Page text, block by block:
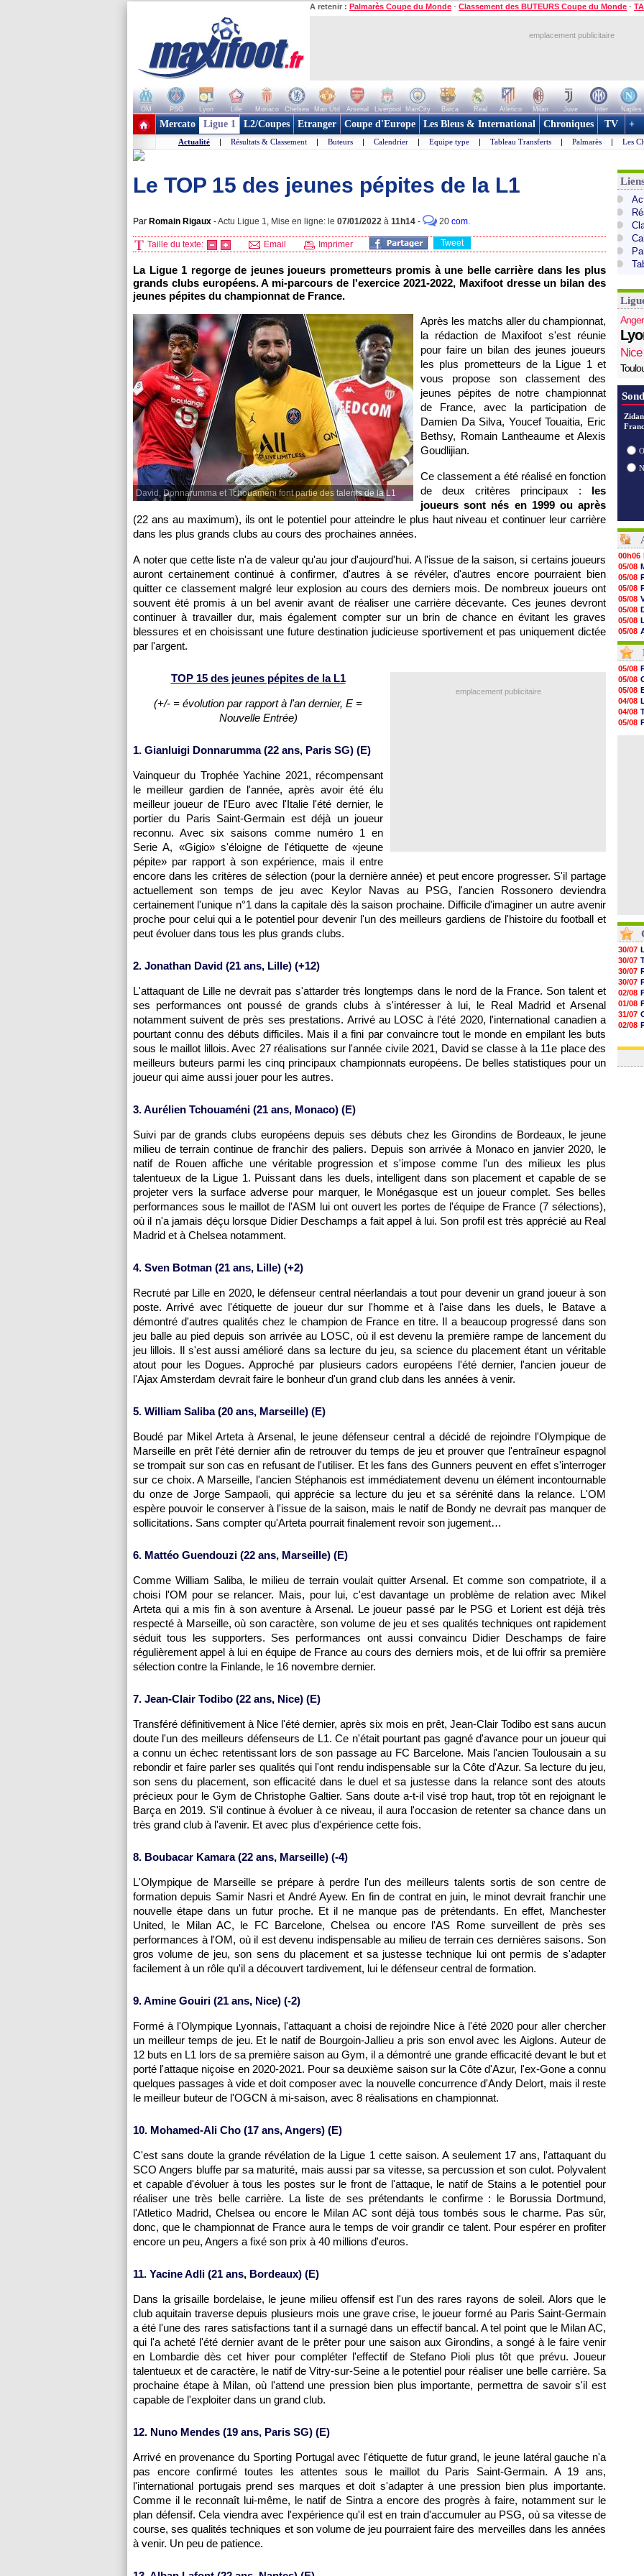
A retenir : Palmarès Coupe du Monde - Classement des BUTEURS Coupe du Monde -
emplacement publicitaire
OM PSG Lyon Lille Monaco Chelsea Man Utd Arsenal Liverpool ManCity Barca Real Atletico Milan Juve Inter Naples
+ de clubs
Mercato Ligue 1 L2/Coupes Etranger Coupe d'Europe Les Bleus & International Chroniques TV +
Actualité | Résultats & Classement | Buteurs | Calendrier | Equipe type | Tableau Transferts | Palmarès | Les
Le TOP 15 des jeunes pépites de la L1
Par Romain Rigaux -Actu Ligue 1, Mise en ligne: le 07/01/2022 à 11h14 - 20 com.
Taille du texte: Email Imprimer Tweet
La Ligue 1 regorge de jeunes joueurs prometteurs promis à une belle carrière dans les plus
grands clubs européens. A mi-parcours de l'exercice 2021-2022, Maxifoot dresse un bilan des
jeunes pépites du championnat de France.
David, Donnarumma et Tchouaméni font partie des talents de la L1
Après les matchs aller du championnat,
la rédaction de Maxifoot s'est réunie
pour faire un bilan des jeunes joueurs
les plus prometteurs de la Ligue 1 et
vous propose son classement des
jeunes pépites de notre championnat
de France, avec la participation de
Damien Da Silva, Youcef Touaitia, Eric
Bethsy, Romain Lantheaume et Alexis
Goudlijian.
Ce classement a été réalisé en fonction
de deux critères principaux : les
joueurs sont nés en 1999 ou après
(22 ans au maximum), ils ont le potentiel pour atteindre le plus haut niveau et continuer leur carrière
dans les plus grands clubs au cours des prochaines années.
A noter que cette liste n'a de valeur qu'au jour d'aujourd'hui. A l'issue de la saison, si certains joueurs
auront certainement continué à confirmer, d'autres à se révéler, d'autres encore pourraient bien
quitter ce classement malgré leur explosion au cours des derniers mois. De nombreux joueurs ont
souvent été promis à un bel avenir avant de réaliser une carrière décevante. Ces jeunes devront
continuer à travailler dur, mais également compter sur un brin de chance en évitant les graves
blessures et en choisissant une future destination judicieuse sportivement et pas uniquement dictée
par l'argent.
emplacement publicitaire
TOP 15 des jeunes pépites de la L1
(+/- = évolution par rapport à l'an dernier, E =
Nouvelle Entrée)
1. Gianluigi Donnarumma (22 ans, Paris SG) (E)
Vainqueur du Trophée Yachine 2021, récompensant
le meilleur gardien de l'année, après avoir été élu
meilleur joueur de l'Euro avec l'Italie l'été dernier, le
portier du Paris Saint-Germain est déjà un joueur
reconnu. Avec six saisons comme numéro 1 en
Serie A, «Gigio» s'éloigne de l'étiquette de «jeune
pépite» par rapport à son expérience, mais il entre
encore dans les critères de sélection (pour la dernière année) et peut encore progresser. S'il partage
actuellement son temps de jeu avec Keylor Navas au PSG, l'ancien Rossonero deviendra
certainement l'unique n°1 dans la capitale dès la saison prochaine. Difficile d'imaginer un autre avenir
proche pour celui qui a le potentiel pour devenir l'un des meilleurs gardiens de l'histoire du football et
peut évoluer dans tous les plus grands clubs.
2. Jonathan David (21 ans, Lille) (+12)
L'attaquant de Lille ne devrait pas s'attarder très longtemps dans le nord de la France. Son talent et
ses performances ont poussé de grands clubs à s'intéresser à lui, le Real Madrid et Arsenal
notamment suivent de près ses prestations. Arrivé au LOSC à l'été 2020, l'international canadien a
pourtant connu des débuts difficiles. Mais il a fini par convaincre tout le monde en empilant les buts
sous le maillot lillois. Avec 27 réalisations sur l'année civile 2021, David se classe à la 11e place des
meilleurs buteurs parmi les cinq principaux championnats européens. De belles statistiques pour un
joueur qui aime aussi jouer pour les autres.
3. Aurélien Tchouaméni (21 ans, Monaco) (E)
Suivi par de grands clubs européens depuis ses débuts chez les Girondins de Bordeaux, le jeune
milieu de terrain continue de franchir des paliers. Depuis son arrivée à Monaco en janvier 2020, le
natif de Rouen affiche une véritable progression et s'impose comme l'un des milieux les plus
talentueux de la Ligue 1. Puissant dans les duels, intelligent dans son placement et capable de se
projeter vers la surface adverse pour marquer, le Monégasque est un joueur complet. Ses belles
performances sous le maillot de l'ASM lui ont ouvert les portes de l'équipe de France (7 sélections),
où il n'a jamais déçu lorsque Didier Deschamps a fait appel à lui. Son profil est très apprécié au Real
Madrid et à Chelsea notamment.
4. Sven Botman (21 ans, Lille) (+2)
Recruté par Lille en 2020, le défenseur central néerlandais a tout pour devenir un grand joueur à son
poste. Arrivé avec l'étiquette de joueur dur sur l'homme et à l'aise dans les duels, le Batave a
démontré d'autres qualités chez le champion de France en titre. Il a beaucoup progressé dans son
jeu balle au pied depuis son arrivée au LOSC, où il est devenu la première rampe de lancement du
jeu lillois. Il s'est aussi amélioré dans sa lecture du jeu, sa science du placement étant un véritable
atout pour les Dogues. Approché par plusieurs cadors européens l'été dernier, l'ancien joueur de
l'Ajax Amsterdam devrait faire le bonheur d'un grand club dans les années à venir.
5. William Saliba (20 ans, Marseille) (E)
Boudé par Mikel Arteta à Arsenal, le jeune défenseur central a décidé de rejoindre l'Olympique de
Marseille en prêt l'été dernier afin de retrouver du temps de jeu et prouver que l'entraîneur espagnol
se trompait sur son cas en refusant de l'utiliser. Et les fans des Gunners peuvent en effet s'interroger
sur ce choix. A Marseille, l'ancien Stéphanois est immédiatement devenu un élément incontournable
du onze de Jorge Sampaoli, qui apprécie sa lecture du jeu et sa sérénité dans la relance. L'OM
espère pouvoir le conserver à l'issue de la saison, mais le natif de Bondy ne devrait pas manquer de
sollicitations. Sans compter qu'Arteta pourrait finalement revoir son jugement…
6. Mattéo Guendouzi (22 ans, Marseille) (E)
Comme William Saliba, le milieu de terrain voulait quitter Arsenal. Et comme son compatriote, il a
choisi l'OM pour se relancer. Mais, pour lui, c'est davantage un problème de relation avec Mikel
Arteta qui a mis fin à son aventure à Arsenal. Le joueur passé par le PSG et Lorient est déjà très
respecté à Marseille, où son caractère, son volume de jeu et ses qualités techniques ont rapidement
séduit tous les supporters. Ses performances ont aussi convaincu Didier Deschamps de faire
régulièrement appel à lui en équipe de France au cours des derniers mois, et de lui offrir sa première
sélection contre la Finlande, le 16 novembre dernier.
7. Jean-Clair Todibo (22 ans, Nice) (E)
Transféré définitivement à Nice l'été dernier, après six mois en prêt, Jean-Clair Todibo est sans aucun
doute l'un des meilleurs défenseurs de L1. Ce n'était pourtant pas gagné d'avance pour un joueur qui
a connu un échec retentissant lors de son passage au FC Barcelone. Mais l'ancien Toulousain a su
rebondir et faire parler ses qualités qui l'ont rendu indispensable sur la Côte d'Azur. Sa lecture du jeu,
son sens du placement, son efficacité dans le duel et sa justesse dans la relance sont des atouts
précieux pour le Gym de Christophe Galtier. Sans doute a-t-il visé trop haut, trop tôt en rejoignant le
Barça en 2019. S'il continue à évoluer à ce niveau, il aura l'occasion de retenter sa chance dans un
très grand club à l'avenir. Et avec plus d'expérience cette fois.
8. Boubacar Kamara (22 ans, Marseille) (-4)
L'Olympique de Marseille se prépare à perdre l'un des meilleurs talents sortis de son centre de
formation depuis Samir Nasri et André Ayew. En fin de contrat en juin, le minot devrait franchir une
nouvelle étape dans un futur proche. Et il ne manque pas de prétendants. En effet, Manchester
United, le Milan AC, le FC Barcelone, Chelsea ou encore l'AS Rome surveillent de près ses
performances à l'OM, où il est devenu indispensable au milieu de terrain ces dernières saisons. Son
gros volume de jeu, son sens du placement et sa justesse technique lui ont permis de s'adapter
facilement à un rôle qu'il a découvert tardivement, lui le défenseur central de formation.
9. Amine Gouiri (21 ans, Nice) (-2)
Formé à l'Olympique Lyonnais, l'attaquant a choisi de rejoindre Nice à l'été 2020 pour aller chercher
un meilleur temps de jeu. Et le natif de Bourgoin-Jallieu a pris son envol avec les Aiglons. Auteur de
12 buts en L1 lors de sa première saison au Gym, il a démontré une grande efficacité devant le but et
porté l'attaque niçoise en 2020-2021. Pour sa deuxième saison sur la Côte d'Azur, l'ex-Gone a connu
quelques passages à vide et doit composer avec la nouvelle concurrence d'Andy Delort, mais il reste
le meilleur buteur de l'OGCN à mi-saison, avec 8 réalisations en championnat.
10. Mohamed-Ali Cho (17 ans, Angers) (E)
C'est sans doute la grande révélation de la Ligue 1 cette saison. A seulement 17 ans, l'attaquant du
SCO Angers bluffe par sa maturité, mais aussi par sa vitesse, sa percussion et son culot. Polyvalent
et capable d'évoluer à tous les postes sur le front de l'attaque, le natif de Stains a le potentiel pour
réaliser une très belle carrière. La liste de ses prétendants le confirme : le Borussia Dortmund,
l'Atletico Madrid, Chelsea ou encore le Milan AC sont déjà tous tombés sous le charme. Pas sûr,
donc, que le championnat de France aura le temps de voir grandir ce talent. Pour espérer en profiter
encore un peu, Angers a fixé son prix à 40 millions d'euros.
11. Yacine Adli (21 ans, Bordeaux) (E)
Dans la grisaille bordelaise, le jeune milieu offensif est l'un des rares rayons de soleil. Alors que le
club aquitain traverse depuis plusieurs mois une grave crise, le joueur formé au Paris Saint-Germain
a été l'une des rares satisfactions tant il a surnagé dans un effectif bancal. A tel point que le Milan AC,
qui l'a acheté l'été dernier avant de le prêter pour une saison aux Girondins, a songé à le faire venir
en Lombardie dès cet hiver pour compléter l'effectif de Stefano Pioli plus tôt que prévu. Joueur
talentueux et de caractère, le natif de Vitry-sur-Seine a le potentiel pour réaliser une belle carrière. Sa
prochaine étape à Milan, où l'attend une pression bien plus importante, permettra de savoir s'il est
capable de l'exploiter dans un grand club.
12. Nuno Mendes (19 ans, Paris SG) (E)
Arrivé en provenance du Sporting Portugal avec l'étiquette de futur grand, le jeune latéral gauche n'a
pas encore confirmé toutes les attentes sous le maillot du Paris Saint-Germain. A 19 ans,
l'international portugais prend ses marques et doit s'adapter à une pression bien plus importante.
Comme il le reconnaît lui-même, le natif de Sintra a encore des progrès à faire, notamment sur le
plan défensif. Cela viendra avec l'expérience qu'il est en train d'accumuler au PSG, où sa vitesse de
course, ses qualités techniques et son volume de jeu pourraient faire des merveilles dans les années
à venir. Un peu de patience.
Nice
00h06
05/08
05/08
05/08
05/08
05/08
05/08
05/08
05/08
05/08
05/08
05/08
05/08
05/08
05/08
05/08
05/08
05/08
05/08
05/08
04/08
04/08
05/08
30/07
30/07
30/07
30/07
02/08
01/08
31/07
02/08
01/08